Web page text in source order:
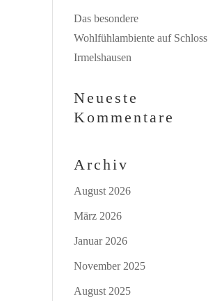
Das besondere
Wohlfühlambiente auf Schloss
Irmelshausen
Neueste
Kommentare
Archiv
August 2026
März 2026
Januar 2026
November 2025
August 2025